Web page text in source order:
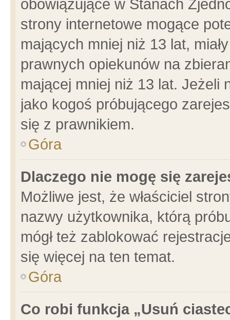
obowiązujące w Stanach
strony internetowe mogące
mających mniej niż 13 lat,
prawnych opiekunów na
mającej mniej niż 13 lat. Jeżeli
jako kogoś próbującego
się z prawnikiem.
Góra
Dlaczego nie mogę się
Możliwe jest, że właściciel
nazwy użytkownika, którą
mógł też zablokować
się więcej na ten temat.
Góra
Co robi funkcja „Usuń